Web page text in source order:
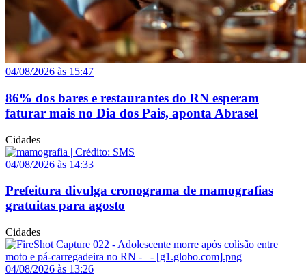
04/08/2026 às 15:47
86% dos bares e restaurantes do RN esperam
faturar mais no Dia dos Pais, aponta Abrasel
Cidades
04/08/2026 às 14:33
Prefeitura divulga cronograma de mamografias
gratuitas para agosto
Cidades
04/08/2026 às 13:26